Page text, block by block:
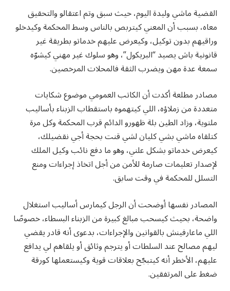
القضية ماشي وليدة اليوم، حيث سبق وتم اعتقالو والتحقيق
معاه، بسبب أن المعني كيتربص بالناس وسط المحكمة وكيدخلو
وراقيهم بدون توكيل، وكيعرض عليهم خدماتو بطريقة غير
قانونية باش يصيد “البريكول”، وهو سلوك غير مهني كيشوّه
سمعة عدة مهن ويضرب الثقة فالمحلات المرخصين.
مصادر مطلعة أكدت أن الكاتب العمومي موضوع شكايات
متعددة من زملاؤه، اللي كيتهموه باستقطاب الزبناء بأساليب
ملتوية، وزاد الطين بلة ظهورو الدائم قرب المحكمة وكل مرة
كتلقاه ماشي بشي كليان لشي قنت بحجة أجي نقضيلك،
كيعرض خدماتو بشكل علني، وهو ما دفع نائب وكيل الملك
لإصدار تعليمات صارمة للأمن من أجل اتخاذ إجراءات ومنع
التسلل للمحكمة في وقت سابق.
المصادر نفسها أوضحت أن الرجل كيمارس أساليب استغلال
واضحة، بحيث كيسحب مبالغ كبيرة من الزبناء البسطاء، خصوصًا
اللي ماعارفينش بالقوانين والإجراءات، بدعوى أنه قادر يقضي
ليهم مصالح عند السلطات أو يترجم وثائق أو يلقاهم لي يدافع
عليهم، الأخطر أنه كيتبجّح بعلاقات قوية وكيستعملها كورقة
ضغط على المرتفقين.